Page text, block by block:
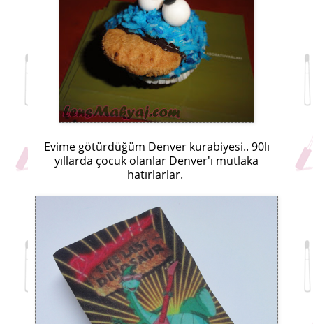
Evime götürdüğüm Denver kurabiyesi.. 90lı
yıllarda çocuk olanlar Denver'ı mutlaka
hatırlarlar.